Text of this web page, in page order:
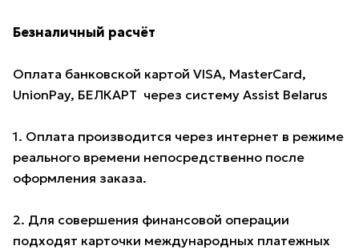
Безналичный расчёт
Оплата банковской картой VISA, MasterCard,
UnionPay, БЕЛКАРТ через систему Assist Belarus
1. Оплата производится через интернет в режиме
реального времени непосредственно после
оформления заказа.
2. Для совершения финансовой операции
подходят карточки международных платежных